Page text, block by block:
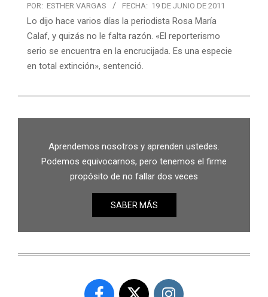
POR: ESTHER VARGAS FECHA: 19 DE JUNIO DE 2011
Lo dijo hace varios días la periodista Rosa María
Calaf, y quizás no le falta razón. «El reporterismo
serio se encuentra en la encrucijada. Es una especie
en total extinción», sentenció.
Aprendemos nosotros y aprenden ustedes.
Podemos equivocarnos, pero tenemos el firme
propósito de no fallar dos veces
SABER MÁS